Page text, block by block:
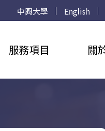
中興大學 English
服務項目 關